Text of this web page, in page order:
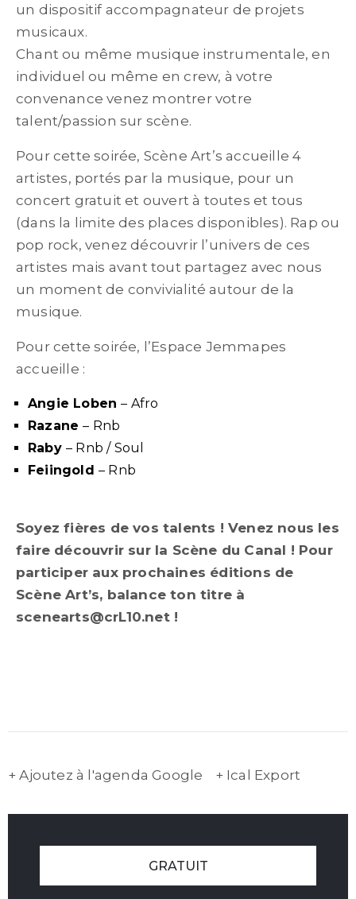
un dispositif accompagnateur de projets
musicaux.
Chant ou même musique instrumentale, en
individuel ou même en crew, à votre
convenance venez montrer votre
talent/passion sur scène.
Pour cette soirée, Scène Art’s accueille 4
artistes, portés par la musique, pour un
concert gratuit et ouvert à toutes et tous
(dans la limite des places disponibles). Rap ou
pop rock, venez découvrir l’univers de ces
artistes mais avant tout partagez avec nous
un moment de convivialité autour de la
musique.
Pour cette soirée, l’Espace Jemmapes
accueille :
Angie Loben– Afro
Razane– Rnb
Raby – Rnb / Soul
Feiingold – Rnb
Soyez fières de vos talents ! Venez nous les
faire découvrir sur la Scène du Canal ! Pour
participer aux prochaines éditions de
Scène Art’s, balance ton titre à
scenearts@crL10.net !
+ Ajoutez à l'agenda Google + Ical Export
GRATUIT